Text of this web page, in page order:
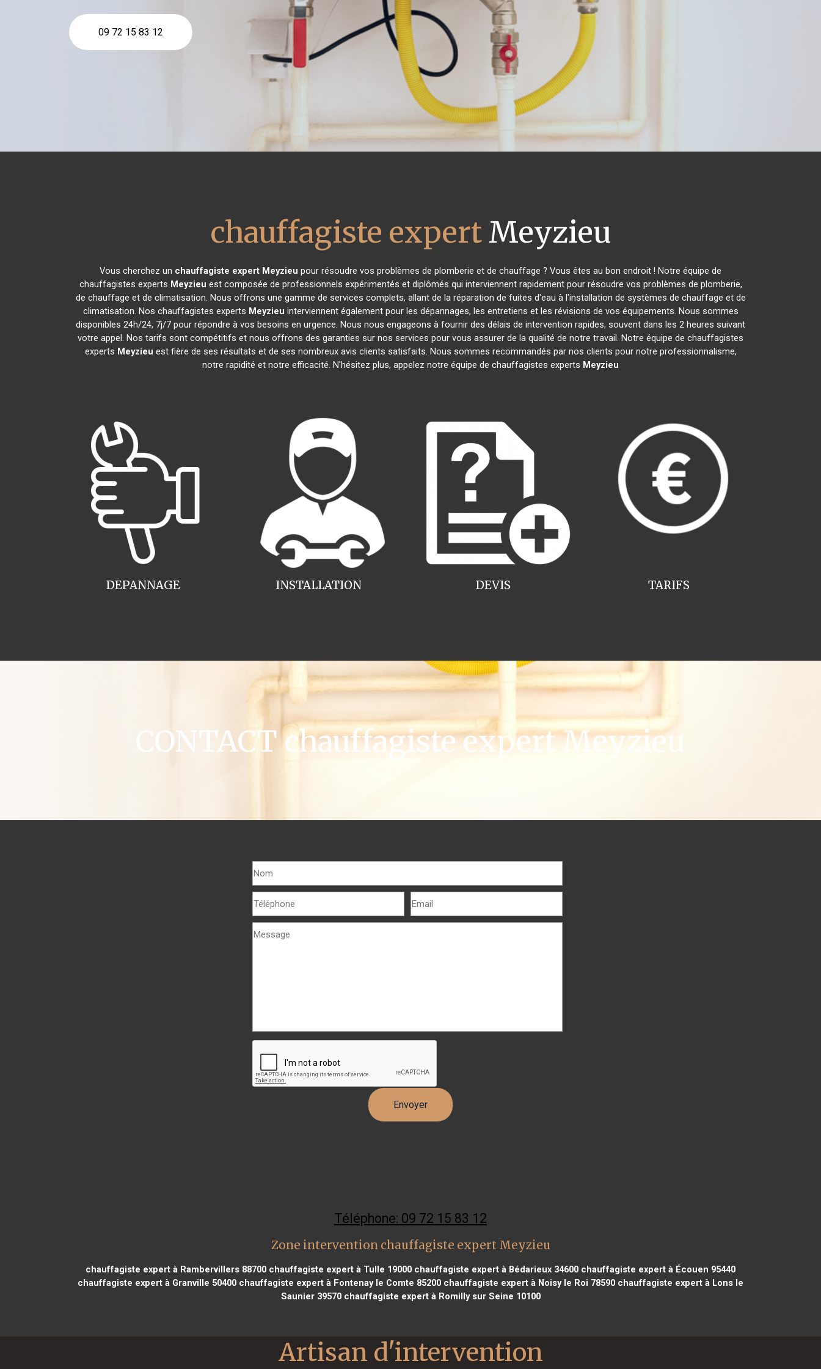
09 72 15 83 12
chauffagiste expertMeyzieu
Vous cherchez un chauffagiste expert Meyzieu pour résoudre vos problèmes de plomberie et de chauffage ? Vous êtes au bon endroit ! Notre équipe de
chauffagistes experts Meyzieu est composée de professionnels expérimentés et diplômés qui interviennent rapidement pour résoudre vos problèmes de plomberie,
de chauffage et de climatisation. Nous offrons une gamme de services complets, allant de la réparation de fuites d'eau à l'installation de systèmes de chauffage et de
climatisation. Nos chauffagistes experts Meyzieu interviennent également pour les dépannages, les entretiens et les révisions de vos équipements. Nous sommes
disponibles 24h/24, 7j/7 pour répondre à vos besoins en urgence. Nous nous engageons à fournir des délais de intervention rapides, souvent dans les 2 heures suivant
votre appel. Nos tarifs sont compétitifs et nous offrons des garanties sur nos services pour vous assurer de la qualité de notre travail. Notre équipe de chauffagistes
experts Meyzieu est fière de ses résultats et de ses nombreux avis clients satisfaits. Nous sommes recommandés par nos clients pour notre professionnalisme,
notre rapidité et notre efficacité. N'hésitez plus, appelez notre équipe de chauffagistes experts Meyzieu
INSTALLATION
DEPANNAGE TARIFS
DEVIS
CONTACT chauffagiste expert Meyzieu
Téléphone: 09 72 15 83 12
Zone intervention chauffagiste expert Meyzieu
chauffagiste expert à Rambervillers 88700 chauffagiste expert à Tulle 19000 chauffagiste expert à Bédarieux 34600 chauffagiste expert à Écouen 95440
chauffagiste expert à Granville 50400 chauffagiste expert à Fontenay le Comte 85200 chauffagiste expert à Noisy le Roi 78590 chauffagiste expert à Lons le
Saunier 39570chauffagiste expert à Romilly sur Seine 10100
Artisan d'intervention